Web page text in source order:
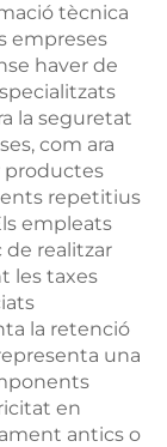
tècnica
empreses
haver de
la seguretat
com ara
productes
repetitius
empleats
de realitzar
les taxes
la retenció
una
en
antics o